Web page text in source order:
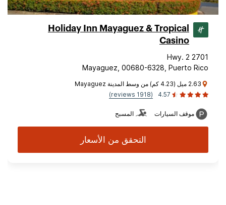
Holiday Inn Mayaguez & Tropical
Casino
2701 Hwy. 2
Mayaguez, 00680-6328, Puerto Rico
2.63 ميل (4.23 كم) من وسط المدينة Mayaguez
4.57
(1918 reviews)
موقف السيارات المسبح
التحقق من الأسعار